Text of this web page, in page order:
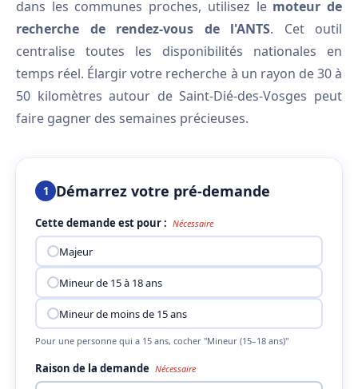
dans les communes proches, utilisez le moteur de
recherche de rendez-vous de l'ANTS. Cet outil
centralise toutes les disponibilités nationales en
temps réel. Élargir votre recherche à un rayon de 30 à
50 kilomètres autour de Saint-Dié-des-Vosges peut
faire gagner des semaines précieuses.
1 Démarrez votre pré-demande
Cette demande est pour : Nécessaire
Majeur
Mineur de 15 à 18 ans
Mineur de moins de 15 ans
Pour une personne qui a 15 ans, cocher "Mineur (15–18 ans)"
Raison de la demande Nécessaire